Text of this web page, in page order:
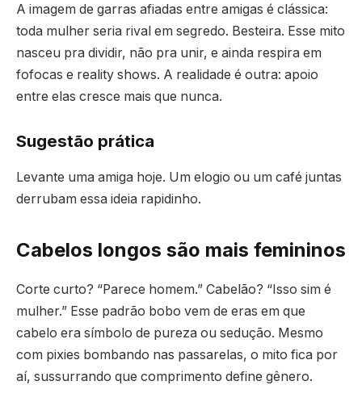
A imagem de garras afiadas entre amigas é clássica:
toda mulher seria rival em segredo. Besteira. Esse mito
nasceu pra dividir, não pra unir, e ainda respira em
fofocas e reality shows. A realidade é outra: apoio
entre elas cresce mais que nunca.
Sugestão prática
Levante uma amiga hoje. Um elogio ou um café juntas
derrubam essa ideia rapidinho.
Cabelos longos são mais femininos
Corte curto? “Parece homem.” Cabelão? “Isso sim é
mulher.” Esse padrão bobo vem de eras em que
cabelo era símbolo de pureza ou sedução. Mesmo
com pixies bombando nas passarelas, o mito fica por
aí, sussurrando que comprimento define gênero.